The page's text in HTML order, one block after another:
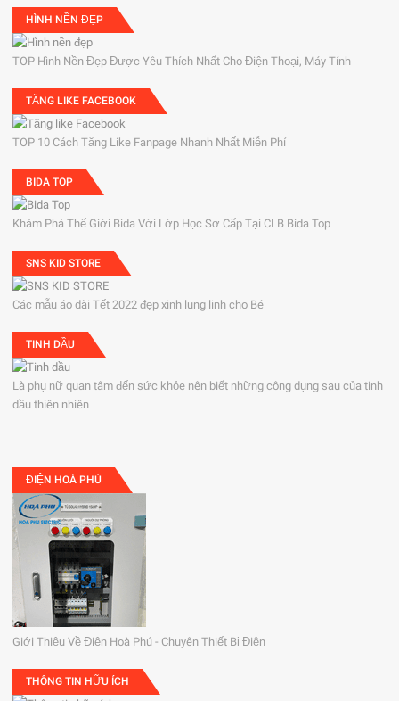
HÌNH NỀN ĐẸP
TOP Hình Nền Đẹp Được Yêu Thích Nhất Cho Điện Thoại, Máy Tính
TĂNG LIKE FACEBOOK
TOP 10 Cách Tăng Like Fanpage Nhanh Nhất Miễn Phí
BIDA TOP
Khám Phá Thế Giới Bida Với Lớp Học Sơ Cấp Tại CLB Bida Top
SNS KID STORE
Các mẫu áo dài Tết 2022 đẹp xinh lung linh cho Bé
TINH DẦU
Là phụ nữ quan tâm đến sức khỏe nên biết những công dụng sau của tinh
dầu thiên nhiên
ĐIỆN HOÀ PHÚ
Giới Thiệu Về Điện Hoà Phú - Chuyên Thiết Bị Điện
THÔNG TIN HỮU ÍCH